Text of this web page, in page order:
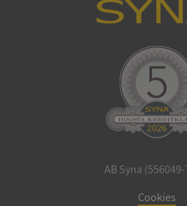
AB Syna
Cookies
ASP.NET_SessionId